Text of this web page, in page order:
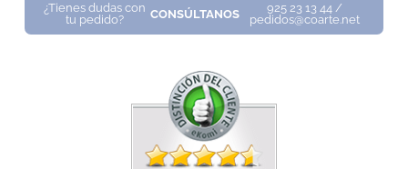
¿Tienes dudas con
tu pedido?
CONSÚLTANOS
925 23 13 44 /
pedidos@coarte.net